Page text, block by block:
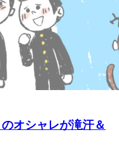
オシャレが滝汗＆